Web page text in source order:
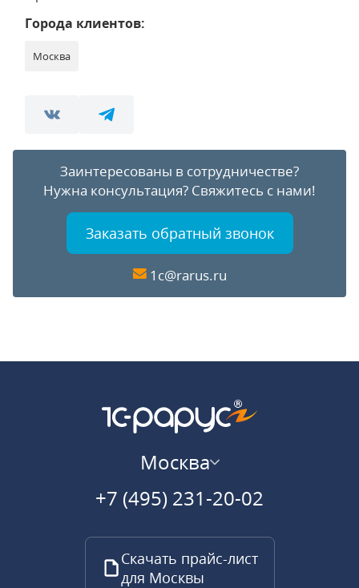
Города клиентов:
Москва
Заинтересованы в сотрудничестве?
Нужна консультация? Свяжитесь с нами!
Заказать обратный звонок
1c@rarus.ru
Москва
+7 (495) 231-20-02
Скачать прайс-лист
для Москвы